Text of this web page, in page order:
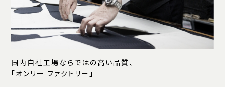
国内自社工場ならではの高い品質、
「オンリー ファクトリー」